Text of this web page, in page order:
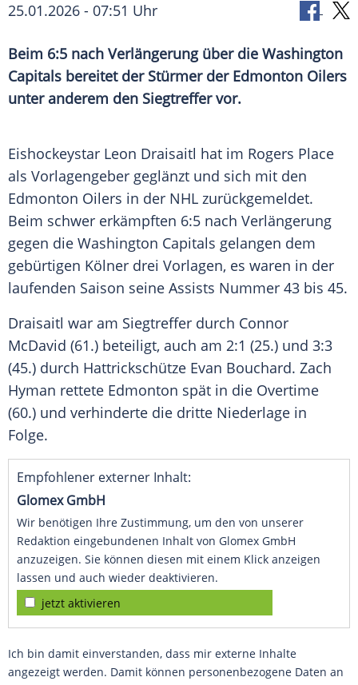
25.01.2026 - 07:51 Uhr
Beim 6:5 nach Verlängerung über die Washington
Capitals bereitet der Stürmer der Edmonton Oilers
unter anderem den Siegtreffer vor.
Eishockeystar Leon Draisaitl hat im Rogers Place
als Vorlagengeber geglänzt und sich mit den
Edmonton Oilers in der NHL zurückgemeldet.
Beim schwer erkämpften 6:5 nach Verlängerung
gegen die Washington Capitals gelangen dem
gebürtigen Kölner drei Vorlagen, es waren in der
laufenden Saison seine Assists Nummer 43 bis 45.
Draisaitl war am Siegtreffer durch Connor
McDavid (61.) beteiligt, auch am 2:1 (25.) und 3:3
(45.) durch Hattrickschütze Evan Bouchard. Zach
Hyman rettete Edmonton spät in die Overtime
(60.) und verhinderte die dritte Niederlage in
Folge.
Empfohlener externer Inhalt:
Glomex GmbH
Wir benötigen Ihre Zustimmung, um den von unserer
Redaktion eingebundenen Inhalt von Glomex GmbH
anzuzeigen. Sie können diesen mit einem Klick anzeigen
lassen und auch wieder deaktivieren.
jetzt aktivieren
Ich bin damit einverstanden, dass mir externe Inhalte
angezeigt werden. Damit können personenbezogene Daten an